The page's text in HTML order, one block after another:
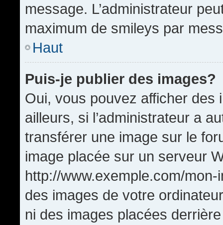
message. L’administrateur
maximum de smileys par
Haut
Puis-je publier des images?
Oui, vous pouvez afficher
ailleurs, si l’administrateur a
transférer une image sur le
image placée sur un serveur
http://www.exemple.com/
des images de votre
ni des images placées